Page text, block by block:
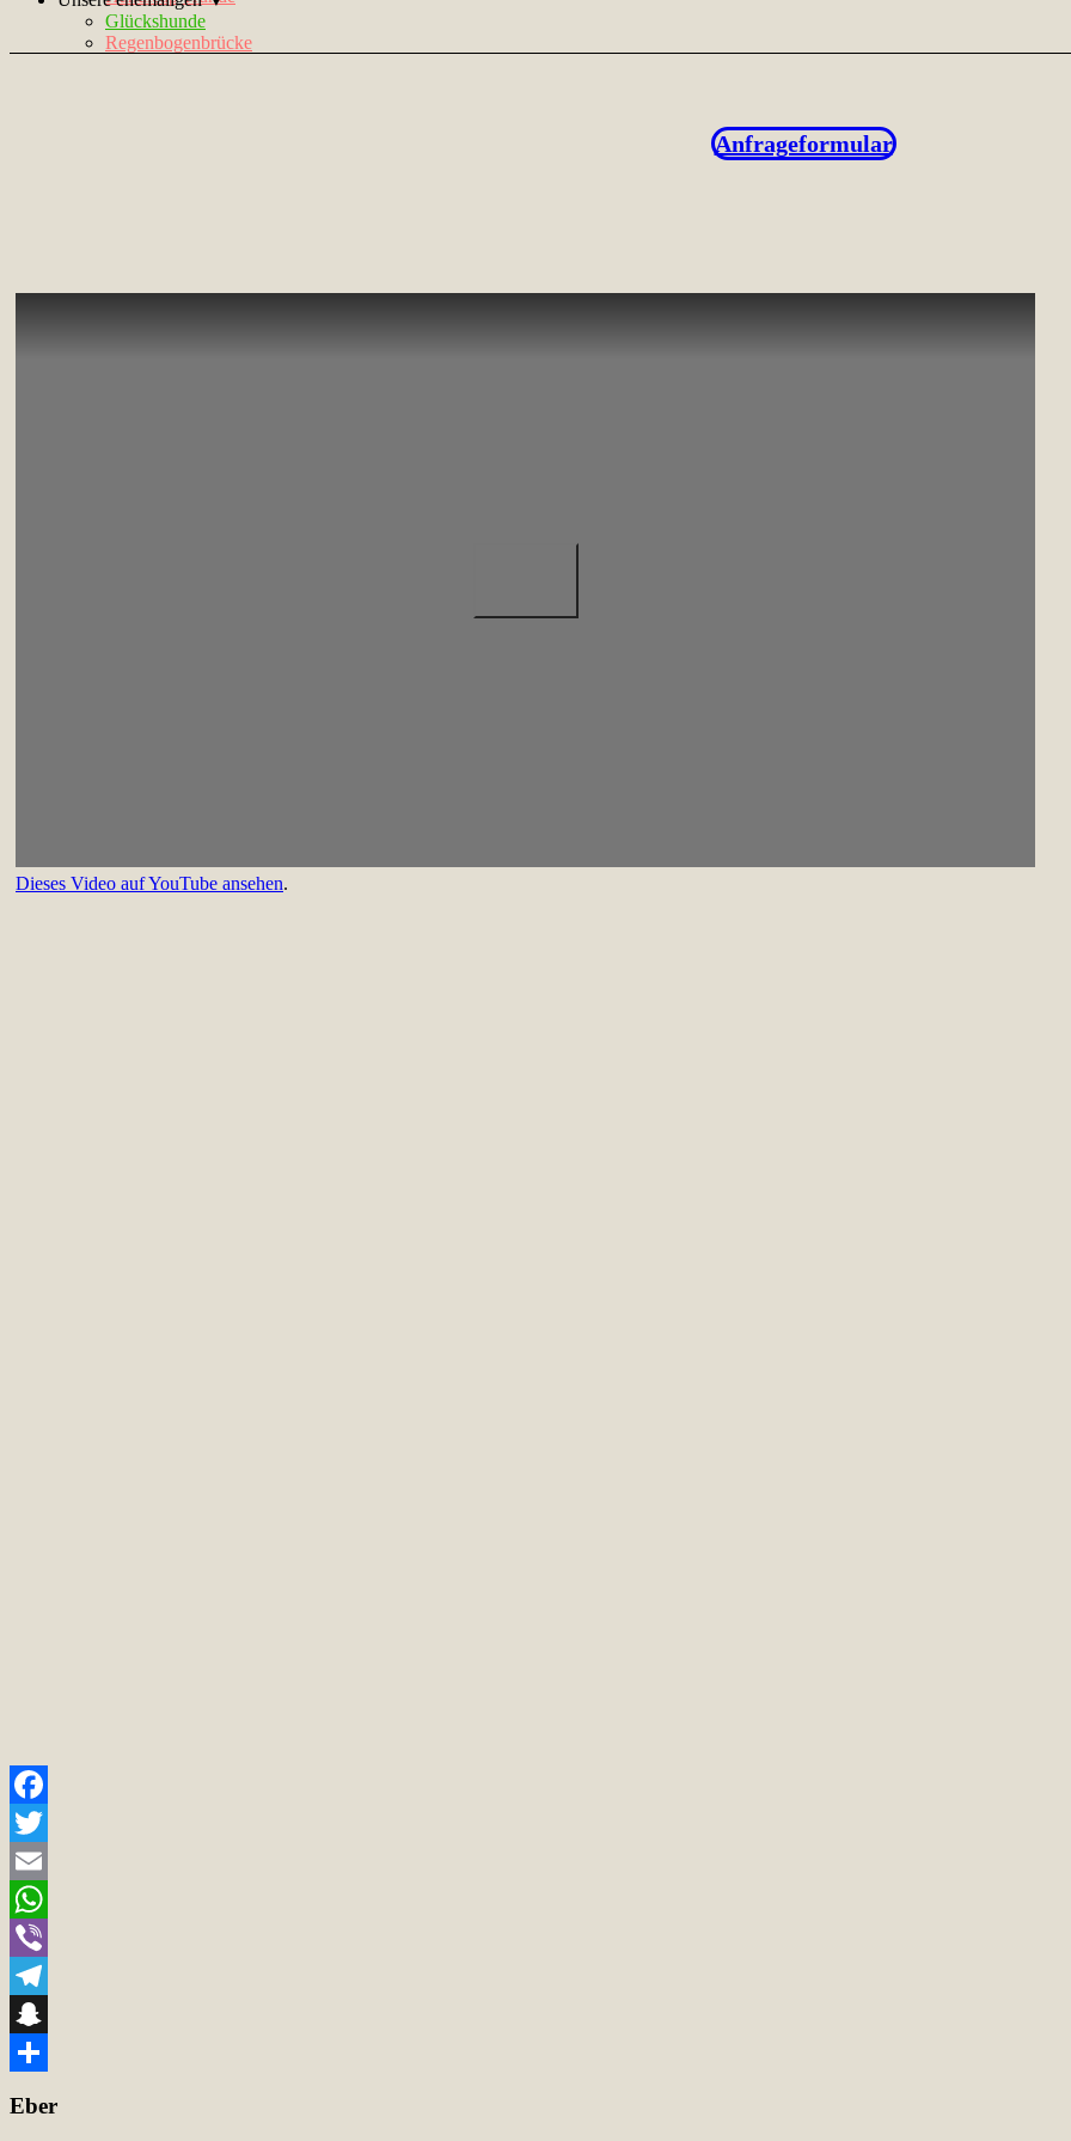
Glückshunde
Regenbogenbrücke
Anfrageformular
Dieses Video auf YouTube ansehen.
Facebook
Twitter
Email
WhatsApp
Viber
Telegram
Snapchat
Eber